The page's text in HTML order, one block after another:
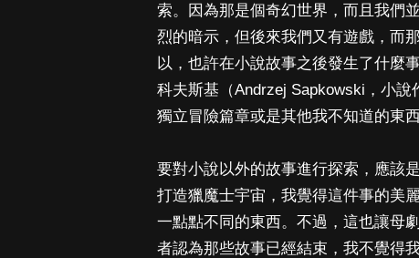
索。因為那是個奇幻世界，而且我們
烈的暗示，但後來我們又有遊戲，而
以，也許在小說故事之後發生了什麼
科夫斯基（Andrzej Sapkowski，小
獨立冒險篇章或是其他我不知道的東
要對小說以外的故事進行探索，應該
打造獵魔士宇宙，我覺得這件事的美
一點點不同的東西。不過，這也讓母
者認為那些故事已經結束，我不覺得